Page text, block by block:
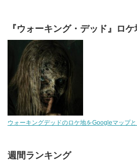
『ウォーキング・デッド』ロ
ウォーキングデッドのロケ地をGoogleマップ
週間ランキング